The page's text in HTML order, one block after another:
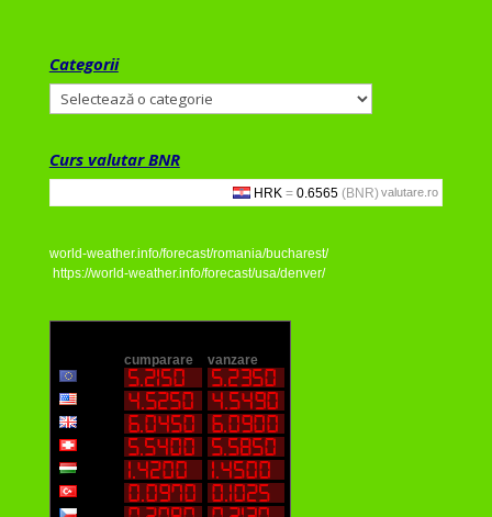
Categorii
Categorii
Curs valutar BNR
valutare.ro
world-weather.info/forecast/romania/bucharest/
https://world-weather.info/forecast/usa/denver/